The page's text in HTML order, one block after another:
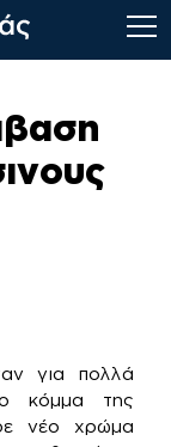
για πολλά
κόμμα της
νέο χρώμα